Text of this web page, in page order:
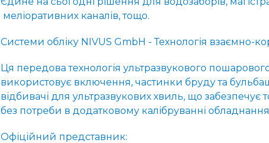
меліоративних каналів, тощо.
Системи обліку NIVUS GmbH - Технологія взаємно-
Ця передова технологія ультразвукового
використовує включення, частинки бруду та
відбивачі для ультразвукових хвиль, що
без потреби в додатковому калібруванні
Офіційний представник: